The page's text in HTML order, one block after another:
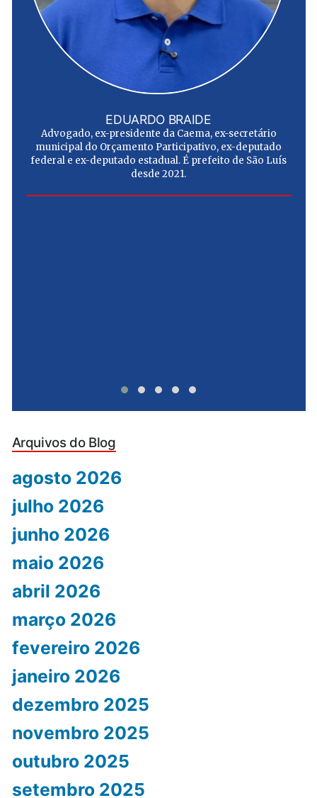
EDUARDO BRAIDE
Advogado, ex-presidente da Caema, ex-secretário
municipal do Orçamento Participativo, ex-deputado
federal e ex-deputado estadual. É prefeito de São Luís
desde 2021.
Arquivos do Blog
agosto 2026
julho 2026
junho 2026
maio 2026
abril 2026
março 2026
fevereiro 2026
janeiro 2026
dezembro 2025
novembro 2025
outubro 2025
setembro 2025